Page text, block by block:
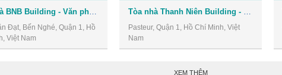
Đạt, Bến Nghé, Quận 1, Hồ
Việt Nam
Pasteur, Quận 1, Hồ Chí Minh, Việt
Nam
XEM THÊM